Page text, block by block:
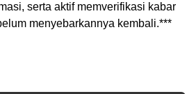
serta aktif memverifikasi kabar
menyebarkannya kembali.***